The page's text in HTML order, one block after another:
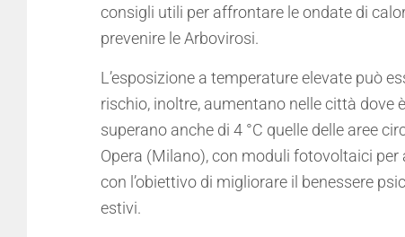
consigli utili per affrontare le ondate di
prevenire le Arbovirosi.
L’esposizione a temperature elevate può
rischio, inoltre, aumentano nelle città dove
superano anche di 4 °C quelle delle aree
Opera (Milano), con moduli fotovoltaici
con l’obiettivo di migliorare il benessere
estivi.